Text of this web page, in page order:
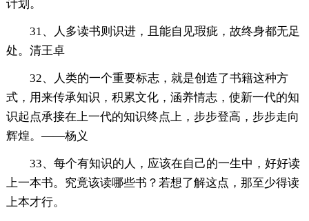
计划。
31、人多读书则识进，且能自见瑕疵，故终身都无足
处。清王卓
32、人类的一个重要标志，就是创造了书籍这种方
式，用来传承知识，积累文化，涵养情志，使新一代的知
识起点承接在上一代的知识终点上，步步登高，步步走向
辉煌。——杨义
33、每个有知识的人，应该在自己的一生中，好好读
上一本书。究竟该读哪些书？若想了解这点，那至少得读
上本才行。